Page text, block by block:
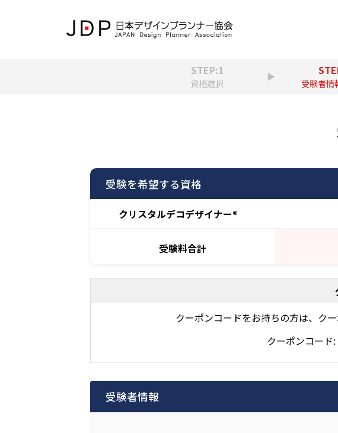
STEP:1
資格選択
▶
受験者情
受験を希望する資格
クリスタルデコデザイナー®
受験料合計
クーポンコードをお持ちの方は、ク
クーポンコード:
受験者情報